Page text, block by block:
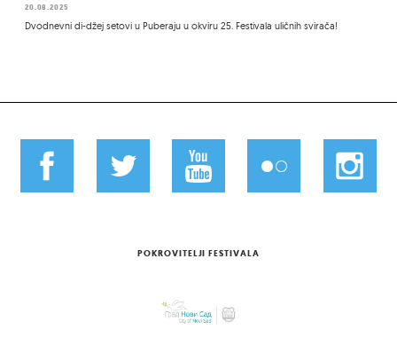
20.08.2025
Dvodnevni di-džej setovi u Puberaju u okviru 25. Festivala uličnih svirača!
POKROVITELJI FESTIVALA